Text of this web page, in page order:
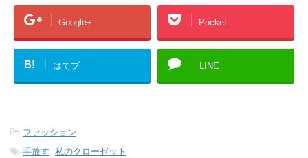
Google+ Pocket
B! はてブ LINE
-ファッション
-手放す, 私のクローゼット